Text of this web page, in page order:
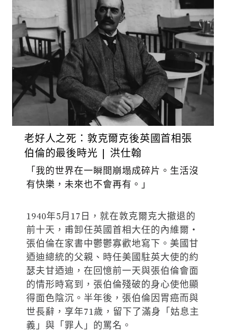
老好人之死：敦克爾克後英國首相張
伯倫的最後時光 | 洪仕翰
「我的世界在一瞬間崩塌成碎片。生活沒
有快樂，未來也不會再有。」
1940年5月17日，就在敦克爾克大撤退的
前十天，甫卸任英國首相大任的內維爾‧
張伯倫在家書中鬱鬱寡歡地寫下。美國甘
迺迪總統的父親、時任美國駐英大使的約
瑟夫甘迺迪，在回憶前一天與張伯倫會面
的情形時寫到，張伯倫殘破的身心使他顯
得面色陰沉。半年後，張伯倫因胃癌而與
世長辭，享年71歲，留下了滿身「姑息主
義」與「罪人」的罵名。